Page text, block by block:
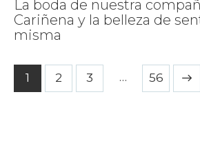
La boda de nuestra
Cariñena y la belleza de
misma
1 2 3 … 56
>